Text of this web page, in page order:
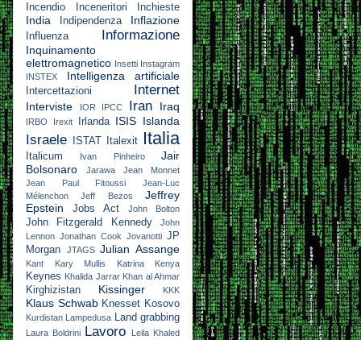
Incendio Inceneritori Inchieste
India Indipendenza Inflazione
Influenza Informazione
Inquinamento
elettromagnetico Insetti Instagram
INSTEX
Intelligenza artificiale
Intercettazioni Internet
Interviste IOR IPCC Iran Iraq
IRBO Irexit Irlanda ISIS Islanda
Israele ISTAT Italexit Italia
Italicum Ivan Pinheiro
Jair
Bolsonaro
Jarawa
Jean Monnet
Jean Paul Fitoussi
Jean-Luc
Mélenchon
Jeff Bezos
Jeffrey
Epstein
Jobs Act John Bolton
John Fitzgerald Kennedy
John
Lennon Jonathan Cook Jovanotti JP
Morgan
JTAGS Julian Assange
Kant Kary Mullis Katrina Kenya
Keynes Khalida Jarrar Khan al Ahmar
Kirghizistan Kissinger KKK
Klaus Schwab Knesset Kosovo
Kurdistan Lampedusa Land grabbing
Laura Boldrini Lavoro
Leila Khaled